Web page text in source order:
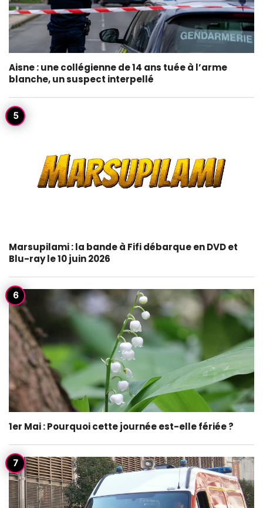
Aisne : une collégienne de 14 ans tuée à l’arme
blanche, un suspect interpellé
Marsupilami : la bande à Fifi débarque en DVD et
Blu-ray le 10 juin 2026
1er Mai : Pourquoi cette journée est-elle fériée ?